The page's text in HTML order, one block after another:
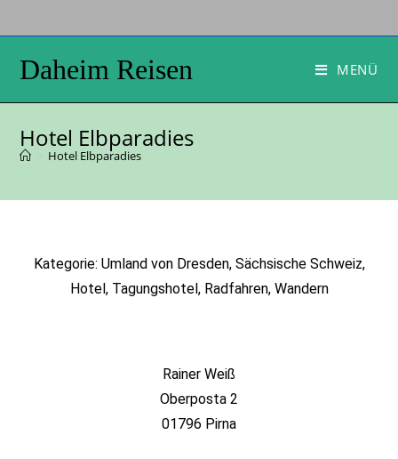
Daheim Reisen MENÜ
Hotel Elbparadies
Hotel Elbparadies
Kategorie: Umland von Dresden, Sächsische Schweiz,
Hotel, Tagungshotel, Radfahren, Wandern
Rainer Weiß
Oberposta 2
01796 Pirna